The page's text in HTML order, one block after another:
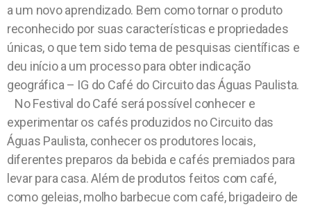
a um novo aprendizado. Bem como tornar o produto
reconhecido por suas características e propriedades
únicas, o que tem sido tema de pesquisas científicas e
deu início a um processo para obter indicação
geográfica – IG do Café do Circuito das Águas Paulista.
No Festival do Café será possível conhecer e
experimentar os cafés produzidos no Circuito das
Águas Paulista, conhecer os produtores locais,
diferentes preparos da bebida e cafés premiados para
levar para casa. Além de produtos feitos com café,
como geleias, molho barbecue com café, brigadeiro de